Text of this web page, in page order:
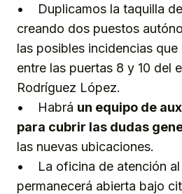
• Duplicamos la taquilla
creando dos puestos
las posibles incidencias
entre las puertas 8 y 10 del
Rodríguez López.
• Habrá un equipo de
para cubrir las dudas
las nuevas ubicaciones.
• La oficina de atención al
permanecerá abierta bajo